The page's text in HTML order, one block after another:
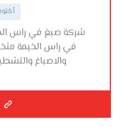
أكتوبر 19,
شركة صبغ في راس
في راس الخيمة
والاصباغ